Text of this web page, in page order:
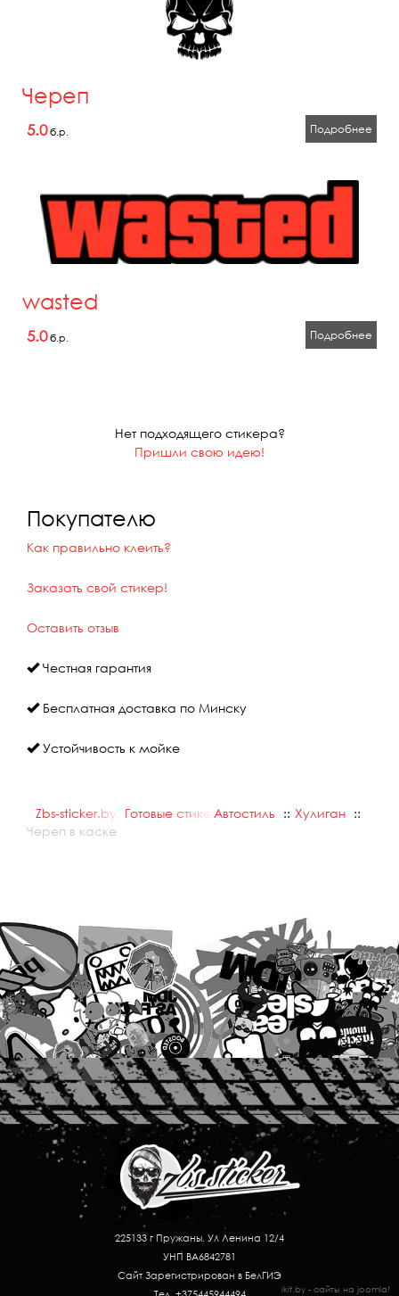
Череп
5.0б.р. Подробнее
wasted
5.0б.р. Подробнее
Нет подходящего стикера?
Пришли свою идею!
Покупателю
Как правильно клеить?
Заказать свой стикер!
Оставить отзыв
Честная гарантия
Бесплатная доставка по Минску
Устойчивость к мойке
Zbs-sticker.by ::
Готовые стикеры ::
Автостиль :: Хулиган ::
Череп в каске
ikit.by - сайты на joomla!
225133 г Пружаны. Ул Ленина 12/4
УНП BA6842781
Сайт Зарегистрирован в БелГИЭ